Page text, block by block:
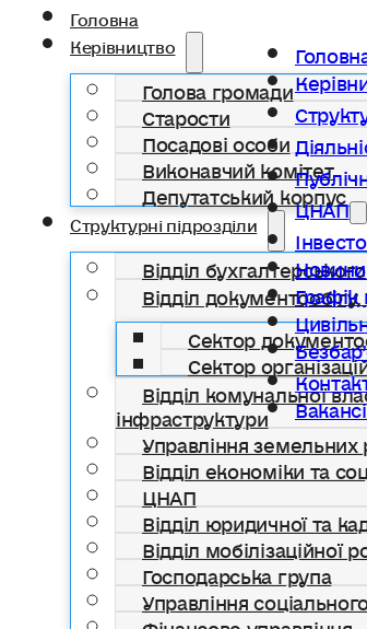
Головна
Керівництво
Голова громади
Старости
Посадові особи
Виконавчий комітет
Депутатський корпус
Структурні підрозділи
Відділ
Відділ
Сектор
Сектор
Відділ комунальної
інфраструктури
Управління земельних
Відділ економіки та
ЦНАП
Відділ юридичної та
Відділ мобілізаційної
Господарська група
Управління
ЦНАП
Новини